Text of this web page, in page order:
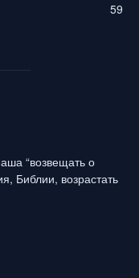
59
“возвещать о
Библии, возрастать